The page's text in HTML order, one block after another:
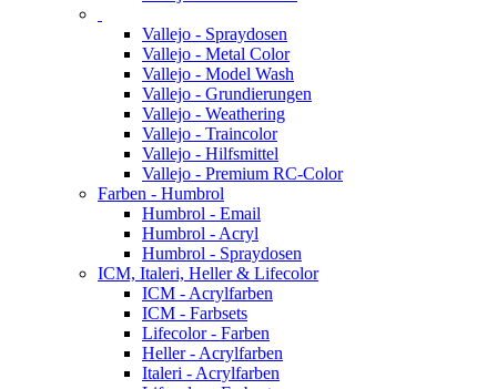
Vallejo - Spraydosen
Vallejo - Metal Color
Vallejo - Model Wash
Vallejo - Grundierungen
Vallejo - Weathering
Vallejo - Traincolor
Vallejo - Hilfsmittel
Vallejo - Premium RC-Color
Farben - Humbrol
Humbrol - Email
Humbrol - Acryl
Humbrol - Spraydosen
ICM, Italeri, Heller & Lifecolor
ICM - Acrylfarben
ICM - Farbsets
Lifecolor - Farben
Heller - Acrylfarben
Italeri - Acrylfarben